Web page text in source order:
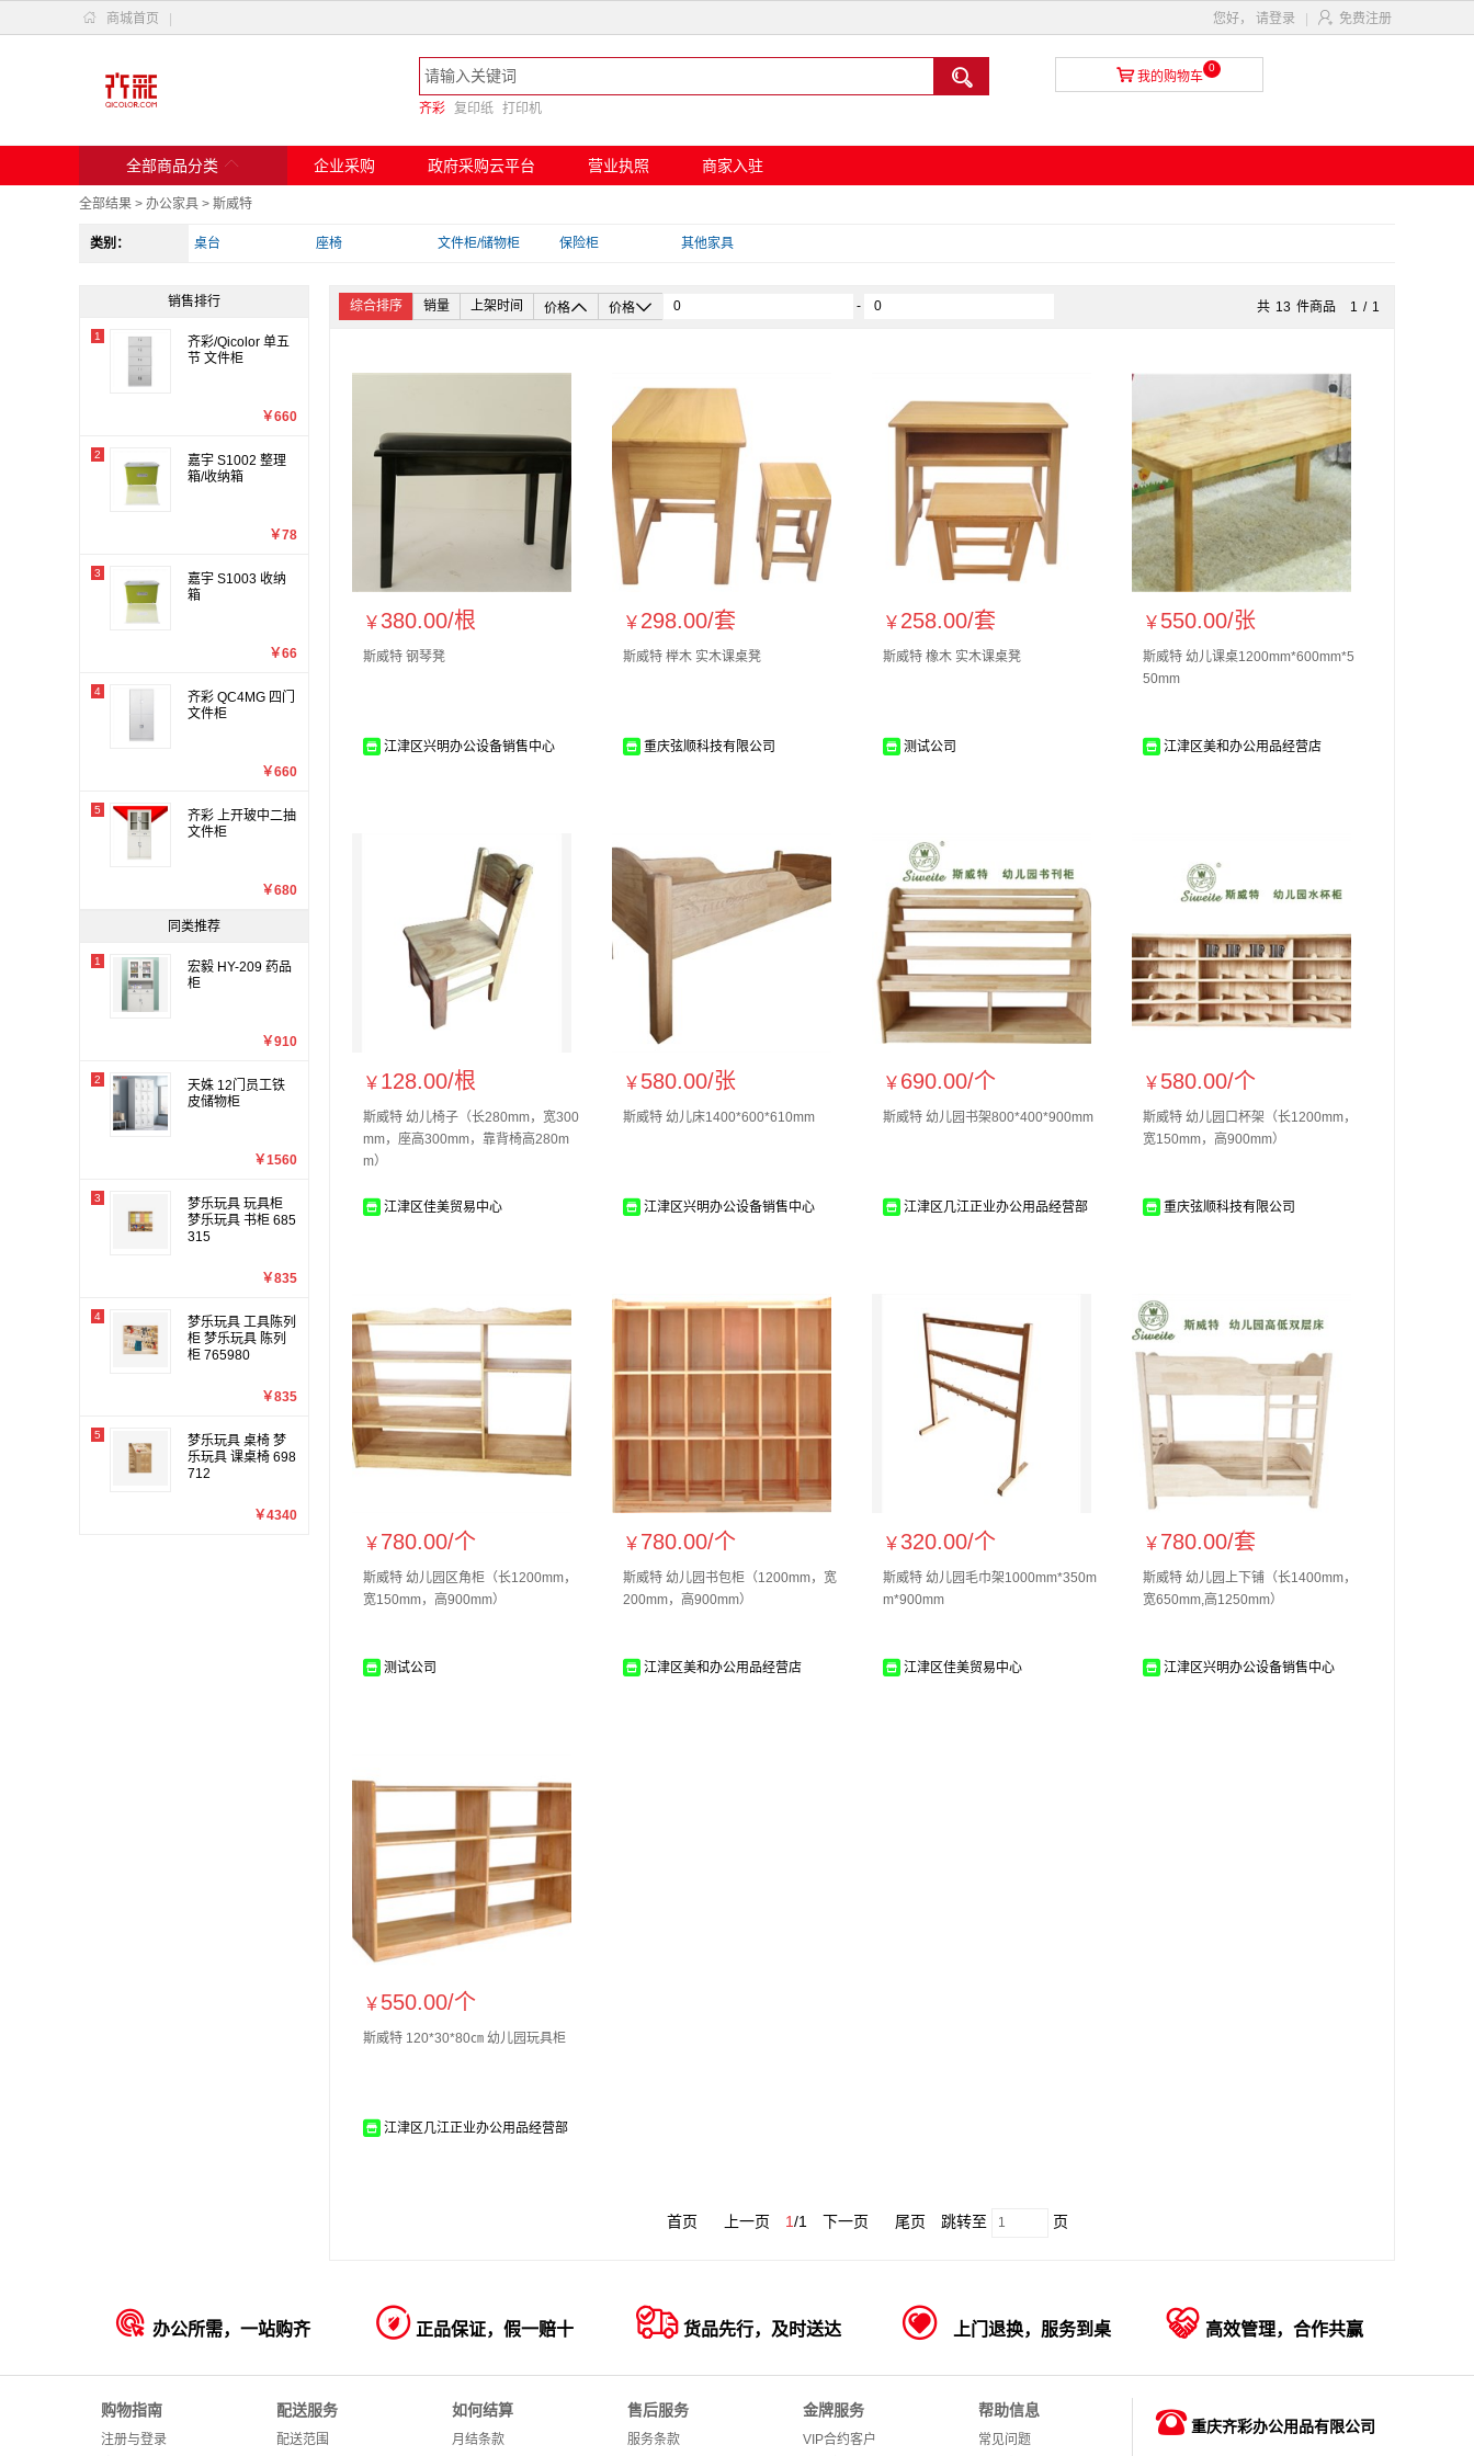
 商城首页 您好， 请登录  免费注册

齐彩 复印纸 打印机
 我的购物车
0
全部商品分类  企业采购 政府采购云平台 营业执照 商家入驻
全部结果 > 办公家具 > 斯威特
类别： 桌台 座椅 文件柜/储物柜 保险柜 其他家具
销售排行
1
齐彩/Qicolor 单五
节 文件柜
￥660
2
嘉宇 S1002 整理
箱/收纳箱
￥78
3
嘉宇 S1003 收纳
箱
￥66
4
齐彩 QC4MG 四门
文件柜
￥660
5
齐彩 上开玻中二抽
文件柜
￥680
同类推荐
1
宏毅 HY-209 药品
柜
￥910
2
天姝 12门员工铁
皮储物柜
￥1560
3
梦乐玩具 玩具柜
梦乐玩具 书柜 685
315
￥835
4
梦乐玩具 工具陈列
柜 梦乐玩具 陈列
柜 765980
￥835
5
梦乐玩具 桌椅 梦
乐玩具 课桌椅 698
712
￥4340
综合排序 销量 上架时间 价格 价格 - 共 13 件商品 1 / 1
￥ 380.00/根
斯威特 钢琴凳
江津区兴明办公设备销售中心
￥ 298.00/套
斯威特 榉木 实木课桌凳
重庆弦顺科技有限公司
￥ 258.00/套
斯威特 橡木 实木课桌凳
测试公司
￥ 550.00/张
斯威特 幼儿课桌1200mm*600mm*5
50mm
江津区美和办公用品经营店
￥ 128.00/根
斯威特 幼儿椅子（长280mm，宽300
mm，座高300mm，靠背椅高280m
m）
江津区佳美贸易中心
￥ 580.00/张
斯威特 幼儿床1400*600*610mm
江津区兴明办公设备销售中心
￥ 690.00/个
斯威特 幼儿园书架800*400*900mm
江津区几江正业办公用品经营部
￥ 580.00/个
斯威特 幼儿园口杯架（长1200mm，
宽150mm，高900mm）
重庆弦顺科技有限公司
￥ 780.00/个
斯威特 幼儿园区角柜（长1200mm，
宽150mm，高900mm）
测试公司
￥ 780.00/个
斯威特 幼儿园书包柜（1200mm，宽
200mm，高900mm）
江津区美和办公用品经营店
￥ 320.00/个
斯威特 幼儿园毛巾架1000mm*350m
m*900mm
江津区佳美贸易中心
￥ 780.00/套
斯威特 幼儿园上下铺（长1400mm，
宽650mm,高1250mm）
江津区兴明办公设备销售中心
￥ 550.00/个
斯威特 120*30*80㎝ 幼儿园玩具柜
江津区几江正业办公用品经营部
首页 上一页 1/1 下一页 尾页 跳转至 页
 办公所需，一站购齐  正品保证，假一赔十 货品先行，及时送达  上门退换，服务到桌  高效管理，合作共赢
购物指南
注册与登录
配送服务
配送范围
如何结算
月结条款
售后服务
服务条款
金牌服务
VIP合约客户
帮助信息
常见问题
重庆齐彩办公用品有限公司